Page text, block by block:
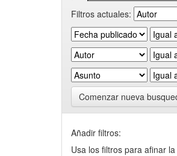
Filtros actuales:
Comenzar nueva
Añadir filtros:
Usa los filtros para afinar